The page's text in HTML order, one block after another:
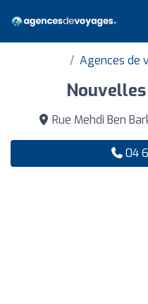
Agences de
Rue Mehdi Ben
04